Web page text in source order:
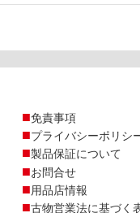
免責事項
プライバシーポリシ
製品保証について
お問合せ
用品店情報
古物営業法に基づく